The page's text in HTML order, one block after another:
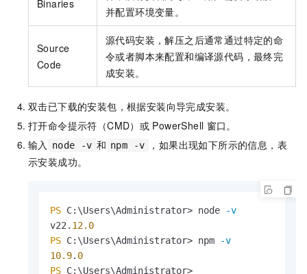
Binaries
并配置环境变量。
Source
Code
源代码安装，解压之后通常通过特定的命
令或者脚本来配置和编译源代码，最终完
成安装。
双击已下载的安装包，根据安装向导完成安装。
打开命令提示符（CMD）或 PowerShell 窗口。
输入
node -v 和 npm -v
，如果出现如下所示的信息，表
示安装成功。
PS C:\Users\Administrator> node
-v
v22. 12.0
PS C:\Users\Administrator> npm
-v
10.9. 0
PS C:\Users\Administrator>